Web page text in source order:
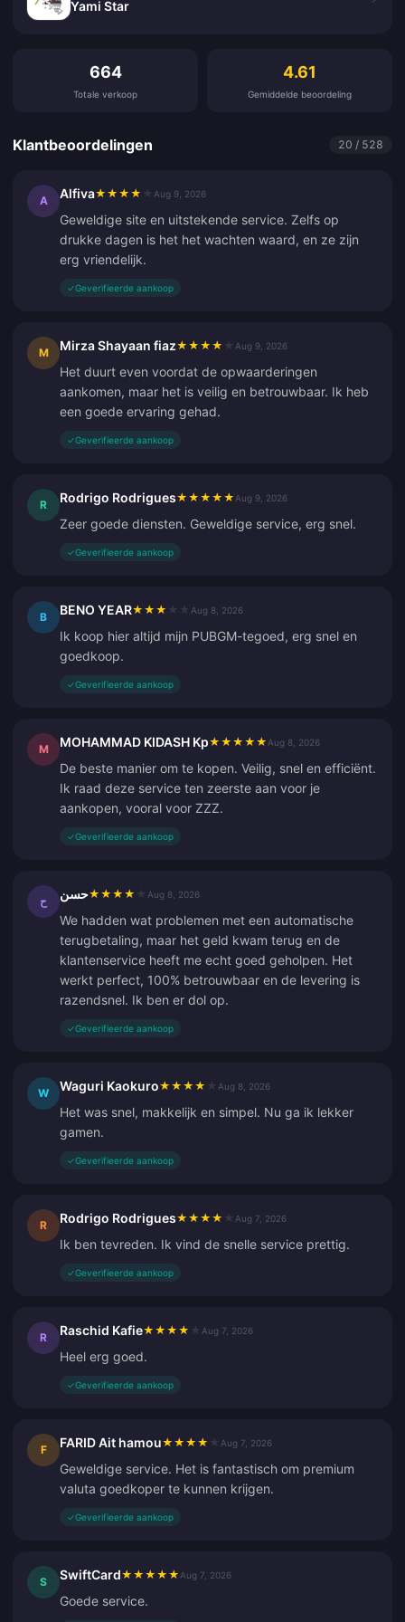
Yami Star
664
Totale verkoop
4.61
Gemiddelde beoordeling
Klantbeoordelingen 20 / 528
A Alfiva★ ★ ★ ★ Aug 9, 2026
Geweldige site en uitstekende service. Zelfs op
drukke dagen is het het wachten waard, en ze zijn
erg vriendelijk.
✓Geverifieerde aankoop
M Mirza Shayaan fiaz★ ★ ★ ★ Aug 9, 2026
Het duurt even voordat de opwaarderingen
aankomen, maar het is veilig en betrouwbaar. Ik heb
een goede ervaring gehad.
✓Geverifieerde aankoop
R Rodrigo Rodrigues★ ★ ★ ★ ★ Aug 9, 2026
Zeer goede diensten. Geweldige service, erg snel.
✓Geverifieerde aankoop
B BENO YEAR★ ★ ★ Aug 8, 2026
Ik koop hier altijd mijn PUBGM-tegoed, erg snel en
goedkoop.
✓Geverifieerde aankoop
M MOHAMMAD KIDASH Kp★ ★ ★ ★ ★ Aug 8, 2026
De beste manier om te kopen. Veilig, snel en efficiënt.
Ik raad deze service ten zeerste aan voor je
aankopen, vooral voor ZZZ.
✓Geverifieerde aankoop
ح حسن★ ★ ★ ★ Aug 8, 2026
We hadden wat problemen met een automatische
terugbetaling, maar het geld kwam terug en de
klantenservice heeft me echt goed geholpen. Het
werkt perfect, 100% betrouwbaar en de levering is
razendsnel. Ik ben er dol op.
✓Geverifieerde aankoop
W Waguri Kaokuro★ ★ ★ ★ Aug 8, 2026
Het was snel, makkelijk en simpel. Nu ga ik lekker
gamen.
✓Geverifieerde aankoop
R Rodrigo Rodrigues★ ★ ★ ★ Aug 7, 2026
Ik ben tevreden. Ik vind de snelle service prettig.
✓Geverifieerde aankoop
R Raschid Kafie★ ★ ★ ★ Aug 7, 2026
Heel erg goed.
✓Geverifieerde aankoop
F FARID Ait hamou★ ★ ★ ★ Aug 7, 2026
Geweldige service. Het is fantastisch om premium
valuta goedkoper te kunnen krijgen.
✓Geverifieerde aankoop
S SwiftCard★ ★ ★ ★ ★ Aug 7, 2026
Goede service.